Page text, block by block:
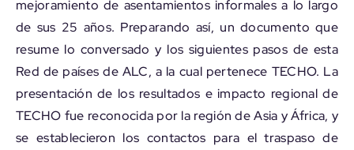
mejoramiento de asentamientos informales a lo largo
de sus 25 años. Preparando así, un documento que
resume lo conversado y los siguientes pasos de esta
Red de países de ALC, a la cual pertenece TECHO. La
presentación de los resultados e impacto regional de
TECHO fue reconocida por la región de Asia y África, y
se establecieron los contactos para el traspaso de